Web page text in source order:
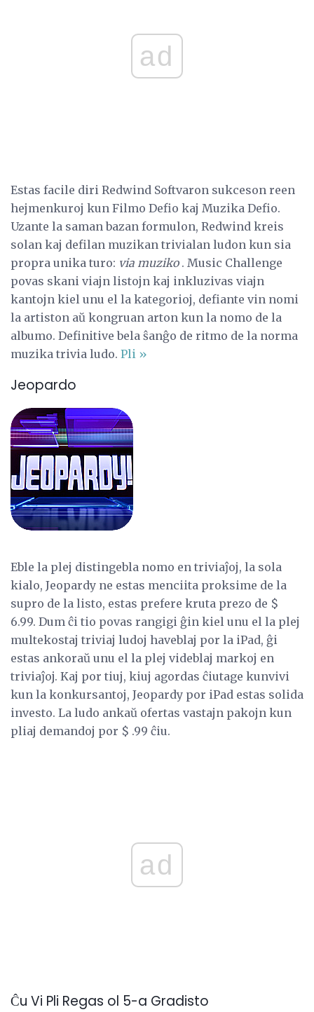
ad
Estas facile diri Redwind Softvaron sukceson reen
hejmenkuroj kun Filmo Defio kaj Muzika Defio.
Uzante la saman bazan formulon, Redwind kreis
solan kaj defilan muzikan trivialan ludon kun sia
propra unika turo: via muziko. Music Challenge
povas skani viajn listojn kaj inkluzivas viajn
kantojn kiel unu el la kategorioj, defiante vin nomi
la artiston aŭ kongruan arton kun la nomo de la
albumo. Definitive bela ŝanĝo de ritmo de la norma
muzika trivia ludo. Pli »
Jeopardo
Eble la plej distingebla nomo en triviaĵoj, la sola
kialo, Jeopardy ne estas menciita proksime de la
supro de la listo, estas prefere kruta prezo de $
6.99. Dum ĉi tio povas rangigi ĝin kiel unu el la plej
multekostaj triviaj ludoj haveblaj por la iPad, ĝi
estas ankoraŭ unu el la plej videblaj markoj en
triviaĵoj. Kaj por tiuj, kiuj agordas ĉiutage kunvivi
kun la konkursantoj, Jeopardy por iPad estas solida
investo. La ludo ankaŭ ofertas vastajn pakojn kun
pliaj demandoj por $ .99 ĉiu.
ad
Ĉu Vi Pli Regas ol 5-a Gradisto